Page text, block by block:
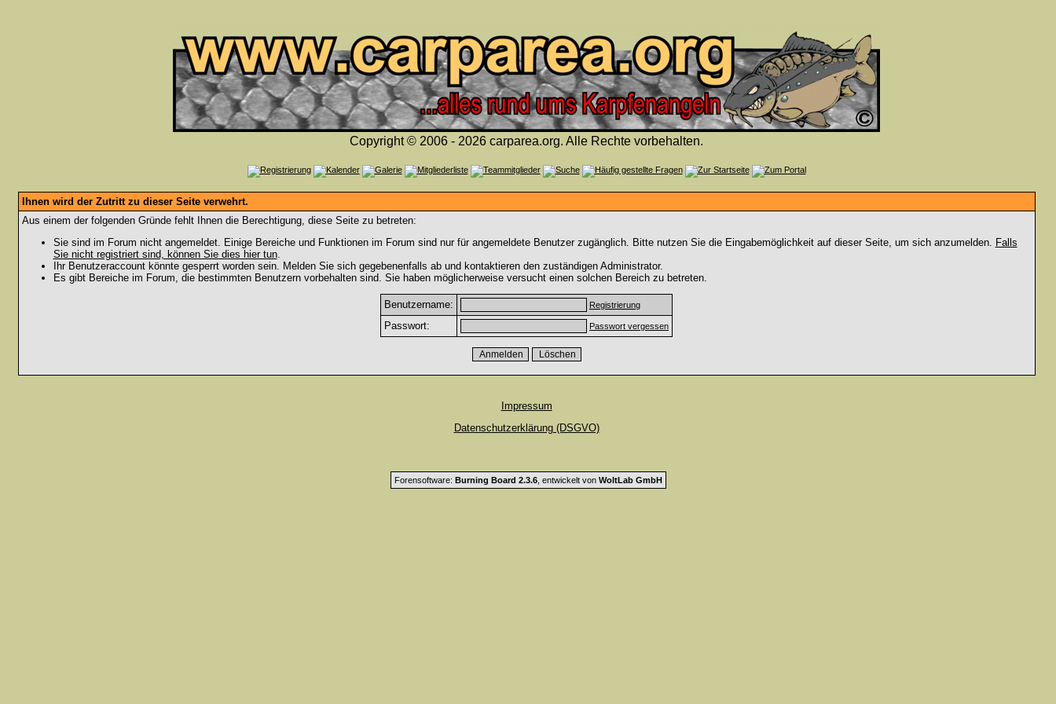
Copyright © 2006 - 2026 carparea.org. Alle Rechte vorbehalten.
Ihnen wird der Zutritt zu dieser Seite verwehrt.
Aus einem der folgenden Gründe fehlt Ihnen die Berechtigung, diese Seite zu betreten:
Sie sind im Forum nicht angemeldet. Einige Bereiche und Funktionen im Forum sind nur für angemeldete Benutzer zugänglich. Bitte nutzen Sie die Eingabemöglichkeit auf dieser Seite, um sich anzumelden. Falls
Sie nicht registriert sind, können Sie dies hier tun.
Ihr Benutzeraccount könnte gesperrt worden sein. Melden Sie sich gegebenenfalls ab und kontaktieren den zuständigen Administrator.
Es gibt Bereiche im Forum, die bestimmten Benutzern vorbehalten sind. Sie haben möglicherweise versucht einen solchen Bereich zu betreten.
Benutzername: Registrierung
Passwort: Passwort vergessen
Impressum
Datenschutzerklärung (DSGVO)
Forensoftware: Burning Board 2.3.6, entwickelt von WoltLab GmbH